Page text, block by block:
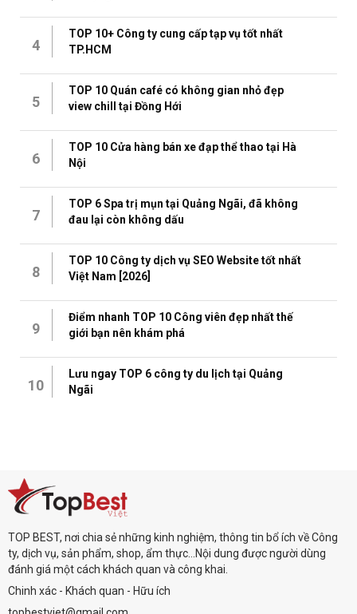
4
TOP 10+ Công ty cung cấp tạp vụ tốt nhất
TP.HCM
5
TOP 10 Quán café có không gian nhỏ đẹp
view chill tại Đồng Hới
6
TOP 10 Cửa hàng bán xe đạp thể thao tại Hà
Nội
7
TOP 6 Spa trị mụn tại Quảng Ngãi, đã không
đau lại còn không dấu
8
TOP 10 Công ty dịch vụ SEO Website tốt nhất
Việt Nam [2026]
9
Điểm nhanh TOP 10 Công viên đẹp nhất thế
giới bạn nên khám phá
10
Lưu ngay TOP 6 công ty du lịch tại Quảng
Ngãi
TOP BEST, nơi chia sẻ những kinh nghiệm, thông tin bổ ích về Công
ty, dịch vụ, sản phẩm, shop, ẩm thực...Nội dung được người dùng
đánh giá một cách khách quan và công khai.
Chinh xác - Khách quan - Hữu ích